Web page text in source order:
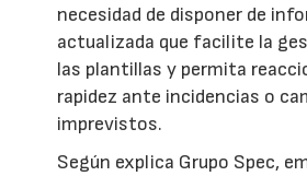
necesidad de disponer de
actualizada que facilite la
las plantillas y permita
rapidez ante incidencias o
imprevistos.
Según explica Grupo Spec,